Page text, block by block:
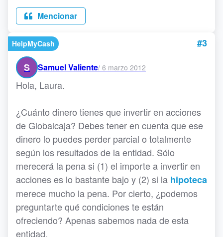
Mencionar
HelpMyCash
#3
S
Samuel Valiente/ 6 marzo 2012
Hola, Laura.
¿Cuánto dinero tienes que invertir en acciones
de Globalcaja? Debes tener en cuenta que ese
dinero lo puedes perder parcial o totalmente
según los resultados de la entidad. Sólo
merecerá la pena si (1) el importe a invertir en
acciones es lo bastante bajo y (2) si la hipoteca
merece mucho la pena. Por cierto, ¿podemos
preguntarte qué condiciones te están
ofreciendo? Apenas sabemos nada de esta
entidad.